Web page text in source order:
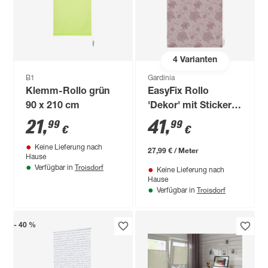
B1
Klemm-Rollo grün
90 x 210 cm
21,99 €
Keine Lieferung nach
Hause
Verfügbar in Troisdorf
4Varianten
Gardinia
EasyFix Rollo
'Dekor' mit Stickerei
rosé 120 x 150 cm
41,99 €
27,99 € / Meter
Keine Lieferung nach
Hause
Verfügbar in Troisdorf
- 40 %